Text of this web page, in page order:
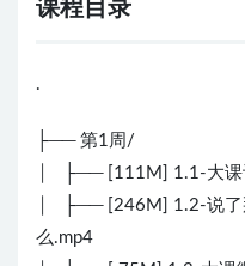
课程目录
.
├── 第1周/
│ ├── [111M] 1.1-大课
│ ├── [246M] 1.2-说了
么.mp4